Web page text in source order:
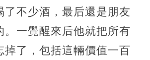
了不少酒，最后還是朋友
。一覺醒來后他就把所有
了， 包括這輛價值一百